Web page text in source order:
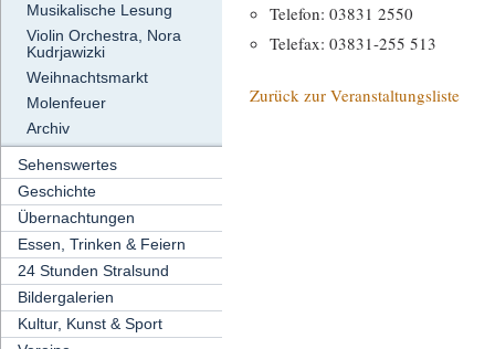
Musikalische Lesung
Violin Orchestra, Nora
Kudrjawizki
Weihnachtsmarkt
Molenfeuer
Archiv
Sehenswertes
Geschichte
Übernachtungen
Essen, Trinken & Feiern
24 Stunden Stralsund
Bildergalerien
Kultur, Kunst & Sport
Telefon: 03831 2550
Telefax: 03831-255 513
Zurück zur Veranstaltungsliste